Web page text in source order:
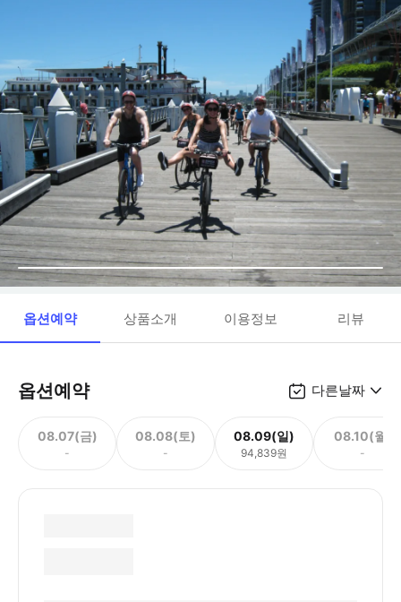
옵션예약 상품소개 이용정보 리뷰
옵션예약 다른날짜
08.07(금)
-
08.08(토)
-
08.09(일)
94,839원
08.10(월)
-